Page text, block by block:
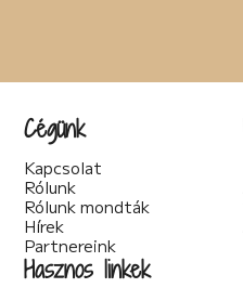
Cégünk
Kapcsolat
Rólunk
Rólunk mondták
Hírek
Partnereink
Hasznos linkek